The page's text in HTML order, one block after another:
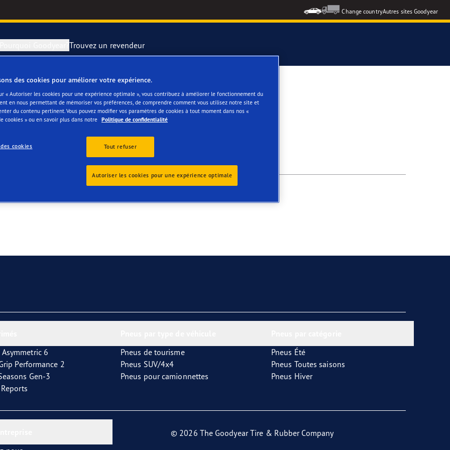
Change countryAutres sites Goodyear
Pourquoi Goodyear?
F1 SuperSport
Performance 2
4Seasons GEN-3
Trouvez un revendeur
Asymmetric 6
Performance 2
Gen-3
Pneus de tourisme
Pneus SUV/4x4
Pneus pour camionnettes
Pneus Été
Pneus Toutes saisons
Pneus Hiver
© 2026 The Goodyear Tire & Rubber Company
des cookies pour améliorer votre expérience.
« Autoriser les cookies pour une expérience optimale », vous contribuez à améliorer le fonctionnement du
en nous permettant de mémoriser vos préférences, de comprendre comment vous utilisez notre site et
du contenu pertinent. Vous pouvez modifier vos paramètres de cookies à tout moment dans nos «
cookies » ou en savoir plus dans notre Politique de confidentialité
cookies Tout refuser
Autoriser les cookies pour une expérience optimale